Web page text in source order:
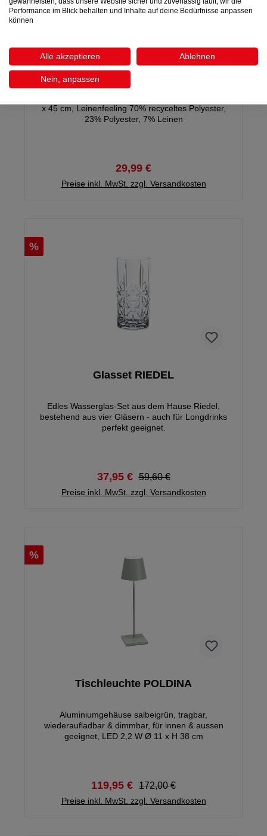
Kissenhülle TABITHA
x 45 cm, Leinenfeeling 70% recyceltes Polyester,
23% Polyester, 7% Leinen
29,99 €
Preise inkl. MwSt. zzgl. Versandkosten
%
Glasset RIEDEL
Edles Wasserglas-Set aus dem Hause Riedel,
bestehend aus vier Gläsern - auch für Longdrinks
perfekt geeignet.
37,95 € 59,60 €
Preise inkl. MwSt. zzgl. Versandkosten
%
Tischleuchte POLDINA
Aluminiumgehäuse salbeigrün, tragbar,
wiederaufladbar & dimmbar, für innen & aussen
geeignet, LED 2,2 W Ø 11 x H 38 cm
119,95 € 172,00 €
Preise inkl. MwSt. zzgl. Versandkosten
Performance im Blick behalten und Inhalte auf deine Bedürfnisse anpassen
können
Alle akzeptieren Ablehnen
Nein, anpassen